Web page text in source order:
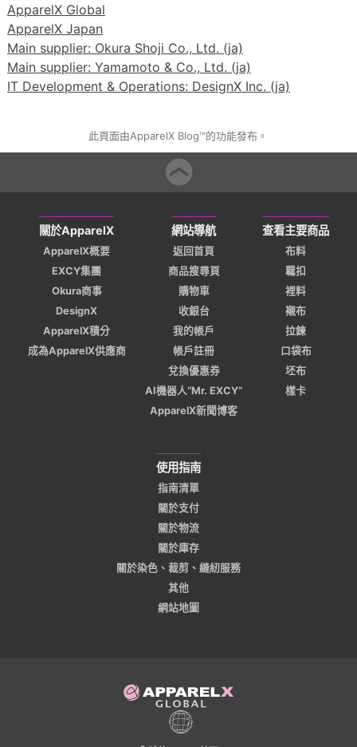
ApparelX Global
ApparelX Japan
Main supplier: Okura Shoji Co., Ltd. (ja)
Main supplier: Yamamoto & Co., Ltd. (ja)
IT Development & Operations: DesignX Inc. (ja)
此頁面由ApparelX Blog™的功能發布。
關於ApparelX
ApparelX概要
EXCY集團
Okura商事
DesignX
ApparelX積分
成為ApparelX供應商
網站導航
返回首頁
商品搜尋頁
購物車
收銀台
我的帳戶
帳戶註冊
兌換優惠券
AI機器人“Mr. EXCY”
ApparelX新聞博客
查看主要商品
布料
羈扣
裡料
襯布
拉鍊
口袋布
坯布
樣卡
使用指南
指南清單
關於支付
關於物流
關於庫存
關於染色、裁剪、縫紉服務
其他
網站地圖